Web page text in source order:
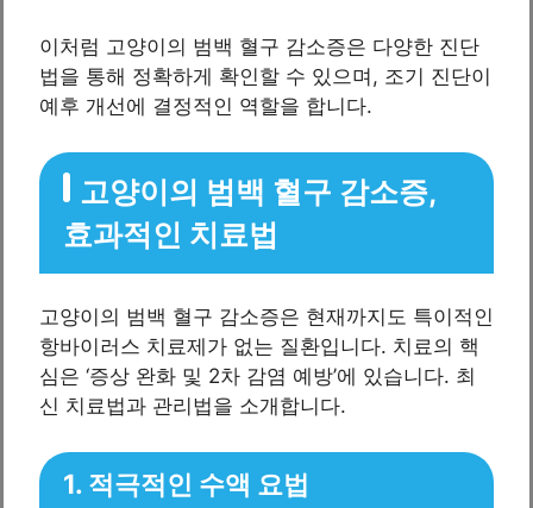
이처럼 고양이의 범백 혈구 감소증은 다양한 진단
법을 통해 정확하게 확인할 수 있으며, 조기 진단이
예후 개선에 결정적인 역할을 합니다.
고양이의 범백 혈구 감소증,
효과적인 치료법
고양이의 범백 혈구 감소증은 현재까지도 특이적인
항바이러스 치료제가 없는 질환입니다. 치료의 핵
심은 ‘증상 완화 및 2차 감염 예방’에 있습니다. 최
신 치료법과 관리법을 소개합니다.
1. 적극적인 수액 요법